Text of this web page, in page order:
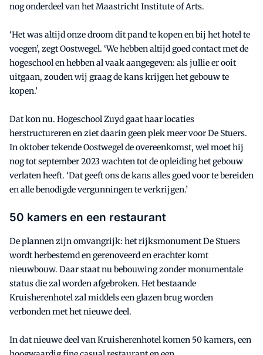
nog onderdeel van het Maastricht Institute of Arts.
‘Het was altijd onze droom dit pand te kopen en bij het hotel te
voegen’, zegt Oostwegel. ‘We hebben altijd goed contact met de
hogeschool en hebben al vaak aangegeven: als jullie er ooit
uitgaan, zouden wij graag de kans krijgen het gebouw te
kopen.’
Dat kon nu. Hogeschool Zuyd gaat haar locaties
herstructureren en ziet daarin geen plek meer voor De Stuers.
In oktober tekende Oostwegel de overeenkomst, wel moet hij
nog tot september 2023 wachten tot de opleiding het gebouw
verlaten heeft. ‘Dat geeft ons de kans alles goed voor te bereiden
en alle benodigde vergunningen te verkrijgen.’
50 kamers en een restaurant
De plannen zijn omvangrijk: het rijksmonument De Stuers
wordt herbestemd en gerenoveerd en erachter komt
nieuwbouw. Daar staat nu bebouwing zonder monumentale
status die zal worden afgebroken. Het bestaande
Kruisherenhotel zal middels een glazen brug worden
verbonden met het nieuwe deel.
In dat nieuwe deel van Kruisherenhotel komen 50 kamers, een